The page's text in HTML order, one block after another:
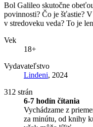
Bol Galileo skutočne
povinnosti? Čo je šťastie?
v stredoveku veda? To je
Vek
18+
Vydavateľstvo
Lindeni, 2024
312 strán
6-7 hodín čítania
Vychádzame z
za minútu, od knihy